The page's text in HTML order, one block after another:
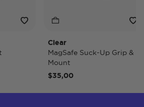
Clear
MagSafe Suck-Up Grip &
Mount
$35,00